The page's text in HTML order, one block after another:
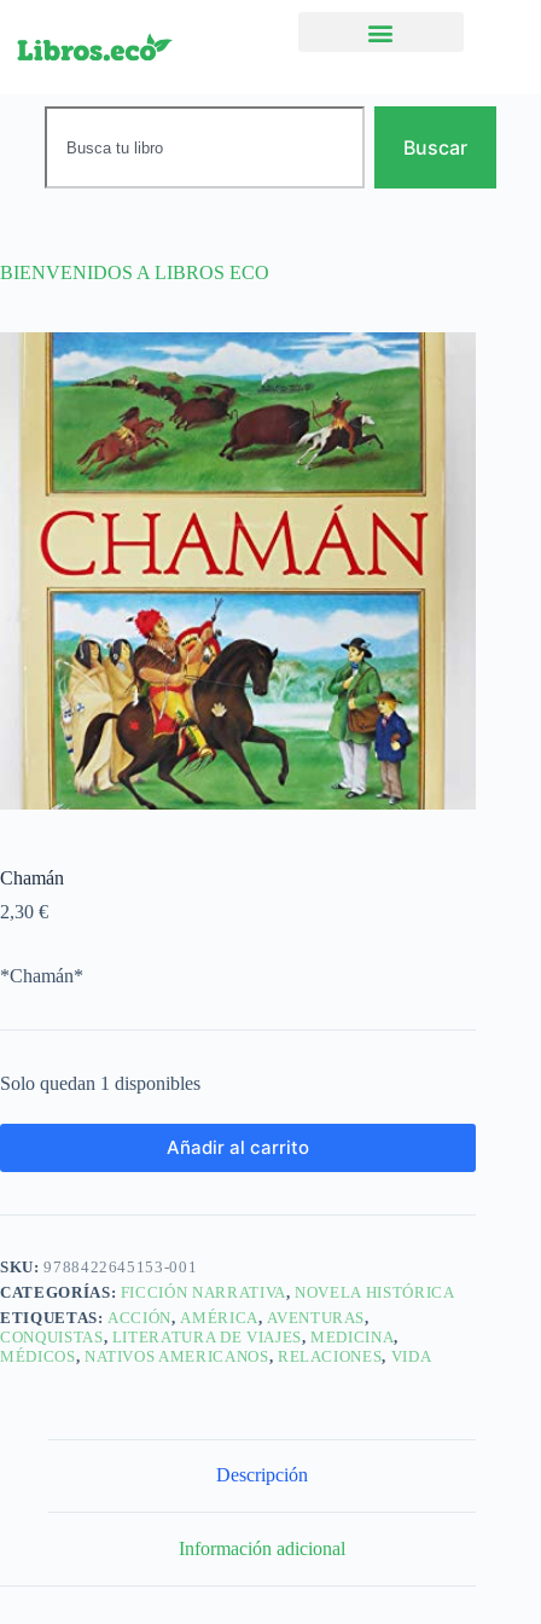
Buscar
BIENVENIDOS A LIBROS ECO
Chamán
2,30 €
*Chamán*
Solo quedan 1 disponibles
Añadir al carrito
SKU:9788422645153-001
CATEGORÍAS: FICCIÓN NARRATIVA,NOVELA HISTÓRICA
ETIQUETAS: ACCIÓN, AMÉRICA, AVENTURAS,
CONQUISTAS, LITERATURA DE VIAJES,MEDICINA,
MÉDICOS, NATIVOS AMERICANOS, RELACIONES, VIDA
Descripción
Información adicional